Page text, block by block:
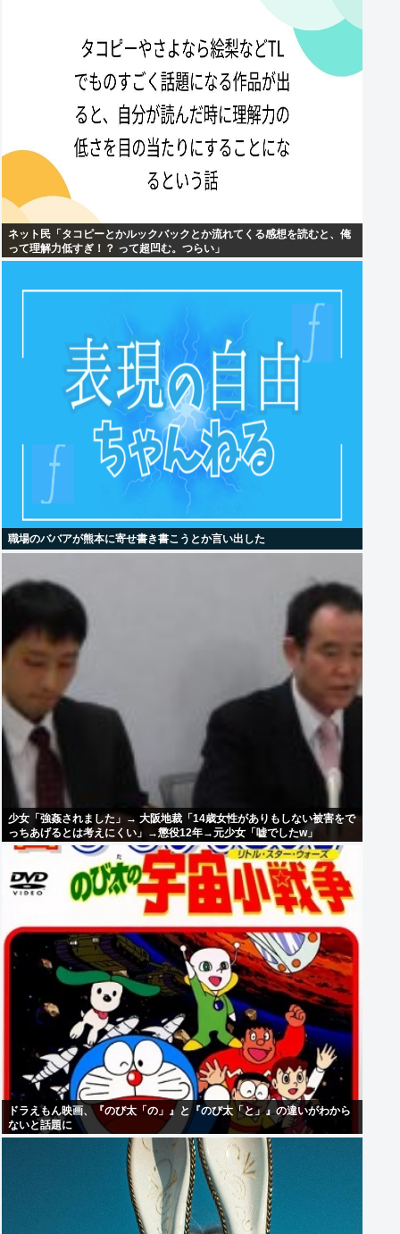
ネット民「タコピーとかルックバックとか流れてくる感想を読むと、俺
って理解力低すぎ！？ って超凹む。つらい」
職場のババアが熊本に寄せ書き書こうとか言い出した
少女「強姦されました」→ 大阪地裁「14歳女性がありもしない被害をで
っちあげるとは考えにくい」→懲役12年→元少女「嘘でしたw」
ドラえもん映画、『のび太「の」』と『のび太「と」』の違いがわから
ないと話題に